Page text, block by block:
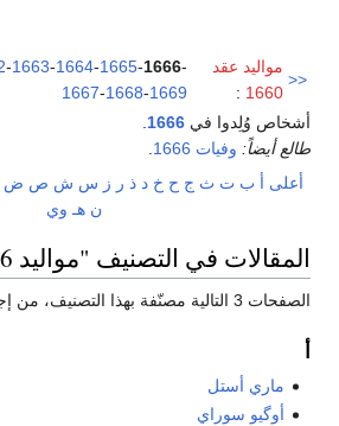
<<
مواليد عقد
1660
:
-1663-1664-1665-1666-
1667-1668-1669
أشخاص وُلِدوا في 1666
طالع أيضاً: وفيات 1666
أعلى أ ب ت ث ج ح خ د ذ ر ز س ش ص ض
ن هـ وي
المقالات في التصنيف "مواليد 1666"
الصفحات 3 التالية مصنّفة بهذا التصنيف، من إجمالي 3.
ماري أستل
أوگيو سوراي